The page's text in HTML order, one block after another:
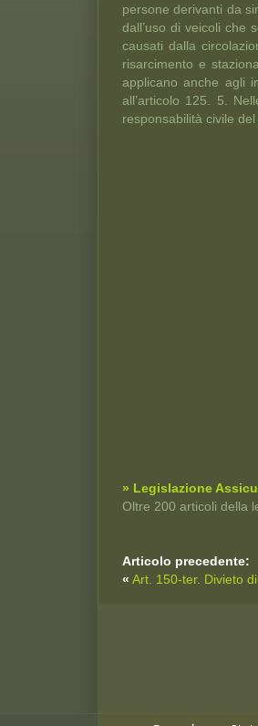
persone derivanti da
dall’uso di veicoli che
causati dalla
risarcimento e
applicano anche agli
all’articolo 125. 5.
responsabilità civile del
» Legislazione
Oltre 200 articoli della
Articolo precedente:
« Art. 150-ter. Divieto